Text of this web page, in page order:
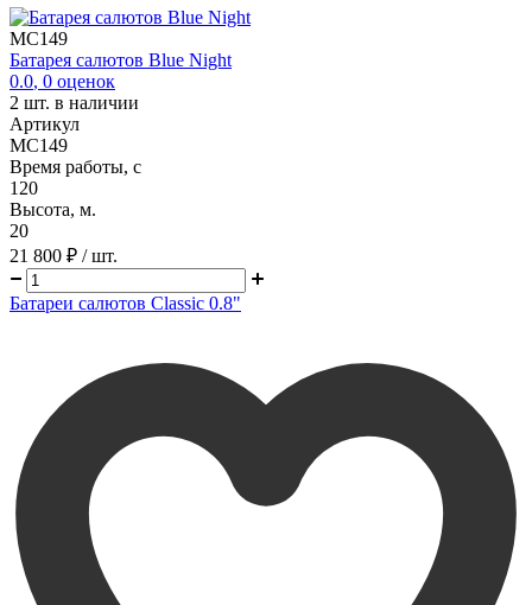
MC149
Батарея салютов Blue Night
0.0, 0 оценок
2 шт. в наличии
Артикул
MC149
Время работы, с
120
Высота, м.
20
21 800 ₽ / шт.
Батареи салютов Classic 0.8"